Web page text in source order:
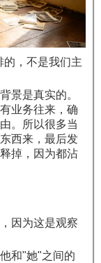
的，不是我们主
景是真实的。
业务往来，确
。所以很多当
西来，最后发
掉，因为都沾
因为这是观察
和"她"之间的